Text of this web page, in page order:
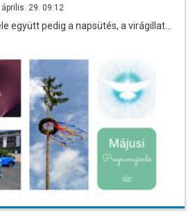
29. 09:12
együtt pedig a napsütés, a virágillat…